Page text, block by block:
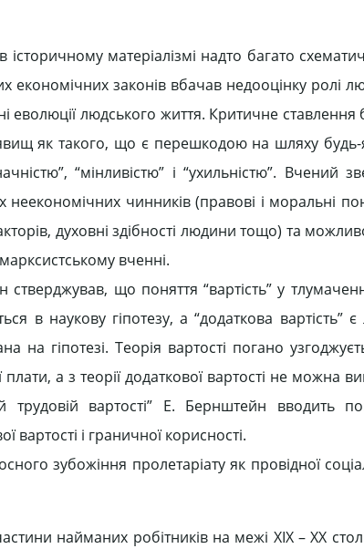
матеріалізмі надто багато
економічних законів вбачав недооцінку ролі
еволюції людського життя. Критичне ставлення
як такого, що є перешкодою на шляху будь-
“мінливістю” і “ухильністю”. Вчений
чинників (правові і моральні
духовні здібності людини тощо) та
вченні.
стверджував, що поняття “вартість” у
в наукову гіпотезу, а “додаткова вартість”
гіпотезі. Теорія вартості погано
а з теорії додаткової вартості не можна
трудовій вартості” Е. Бернштейн вводить
вартості і граничної корисності.
зубожіння пролетаріату як провідної
найманих робітників на межі ХІХ – ХХ